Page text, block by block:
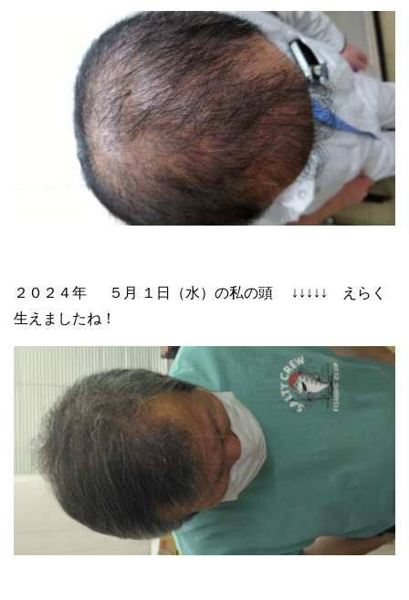
２０２４年 ５月 １日（水）の私の頭 ↓↓↓↓↓ えらく
生えましたね！